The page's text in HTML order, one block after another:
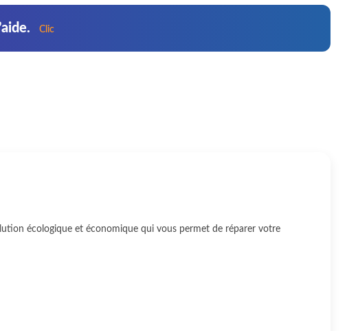
Clic
écologique et économique qui vous permet de réparer votre